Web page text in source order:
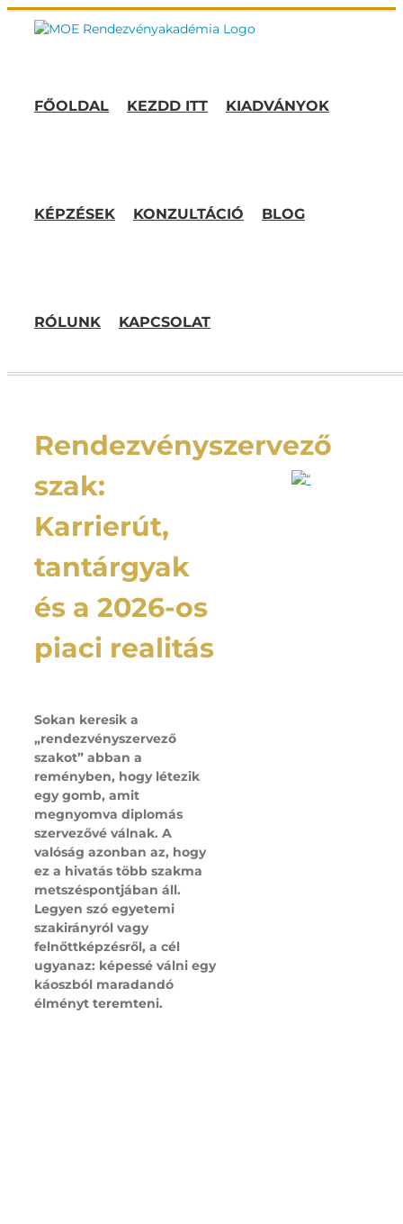
Kihagyás
FŐOLDAL KEZDD ITT KIADVÁNYOK
KÉPZÉSEK KONZULTÁCIÓ BLOG
RÓLUNK KAPCSOLAT
Rendezvényszervező
szak:
Karrierút,
tantárgyak
és a 2026-os
piaci realitás
Sokan keresik a
„rendezvényszervező
szakot” abban a
reményben, hogy létezik
egy gomb, amit
megnyomva diplomás
szervezővé válnak. A
valóság azonban az, hogy
ez a hivatás több szakma
metszéspontjában áll.
Legyen szó egyetemi
szakirányról vagy
felnőttképzésről, a cél
ugyanaz: képessé válni egy
káoszból maradandó
élményt teremteni.